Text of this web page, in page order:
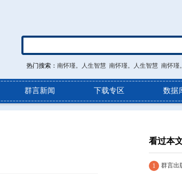
热门搜索： 南怀瑾。人生智慧 南怀瑾。人生智慧 南怀瑾
群言新闻 下载专区 数据
看过本
1 群言出